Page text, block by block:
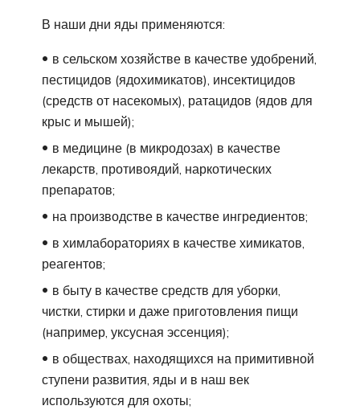
В наши дни яды применяются:
в сельском хозяйстве в качестве удобрений,
пестицидов (ядохимикатов), инсектицидов
(средств от насекомых), ратацидов (ядов для
крыс и мышей);
в медицине (в микродозах) в качестве
лекарств, противоядий, наркотических
препаратов;
на производстве в качестве ингредиентов;
в химлабораториях в качестве химикатов,
реагентов;
в быту в качестве средств для уборки,
чистки, стирки и даже приготовления пищи
(например, уксусная эссенция);
в обществах, находящихся на примитивной
ступени развития, яды и в наш век
используются для охоты;